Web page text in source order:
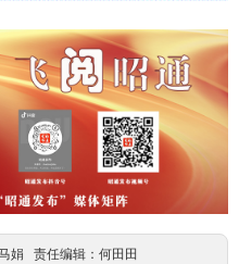
娟 责任编辑：何田田